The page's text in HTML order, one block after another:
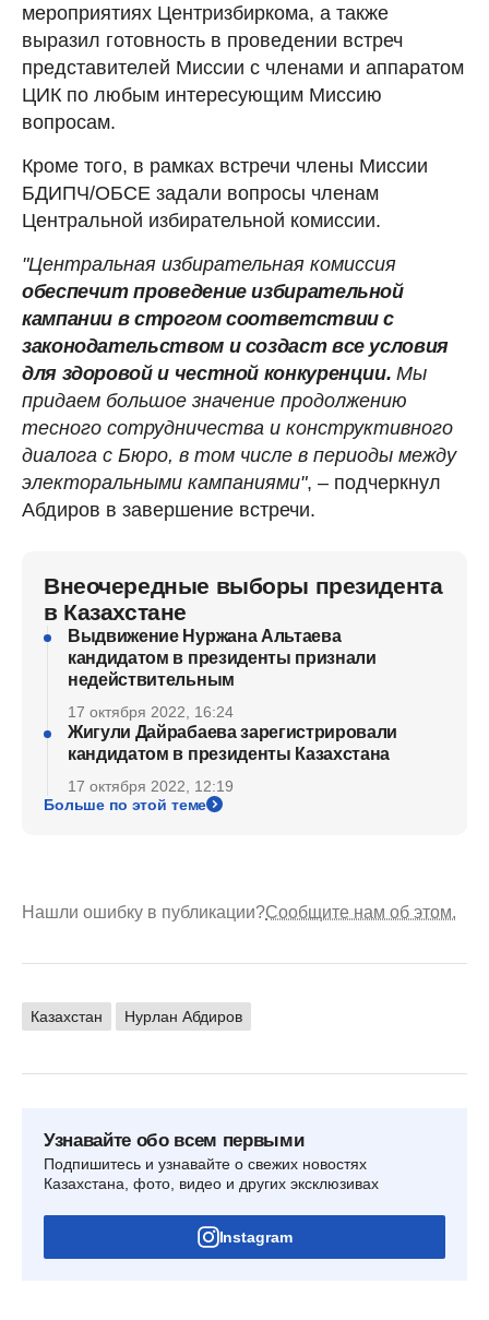
мероприятиях Центризбиркома, а также
выразил готовность в проведении встреч
представителей Миссии с членами и аппаратом
ЦИК по любым интересующим Миссию
вопросам.
Кроме того, в рамках встречи члены Миссии
БДИПЧ/ОБСЕ задали вопросы членам
Центральной избирательной комиссии.
"Центральная избирательная комиссия
обеспечит проведение избирательной
кампании в строгом соответствии с
законодательством и создаст все условия
для здоровой и честной конкуренции. Мы
придаем большое значение продолжению
тесного сотрудничества и конструктивного
диалога с Бюро, в том числе в периоды между
электоральными кампаниями", – подчеркнул
Абдиров в завершение встречи.
Внеочередные выборы президента
в Казахстане
Выдвижение Нуржана Альтаева
кандидатом в президенты признали
недействительным
17 октября 2022, 16:24
Жигули Дайрабаева зарегистрировали
кандидатом в президенты Казахстана
17 октября 2022, 12:19
Больше по этой теме
Нашли ошибку в публикации?Сообщите нам об этом.
Казахстан Нурлан Абдиров
Узнавайте обо всем первыми
Подпишитесь и узнавайте о свежих новостях
Казахстана, фото, видео и других эксклюзивах
Instagram